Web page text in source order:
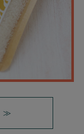
≫